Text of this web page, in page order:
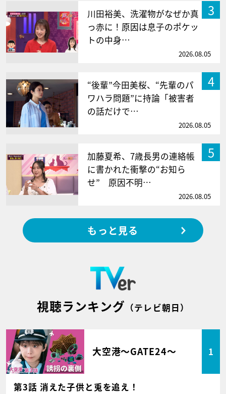
3
川田裕美、洗濯物がなぜか真
っ赤に！原因は息子のポケッ
トの中身…
2026.08.05
4
“後輩”今田美桜、“先輩のパ
ワハラ問題”に持論「被害者
の話だけで…
2026.08.05
5
加藤夏希、7歳長男の連絡帳
に書かれた衝撃の“お知ら
せ” 原因不明…
2026.08.05
もっと見る
視聴ランキング （テレビ朝日）
大空港～GATE24～ 1
第3話 消えた子供と兎を追え！